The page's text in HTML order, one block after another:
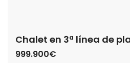
999.900€